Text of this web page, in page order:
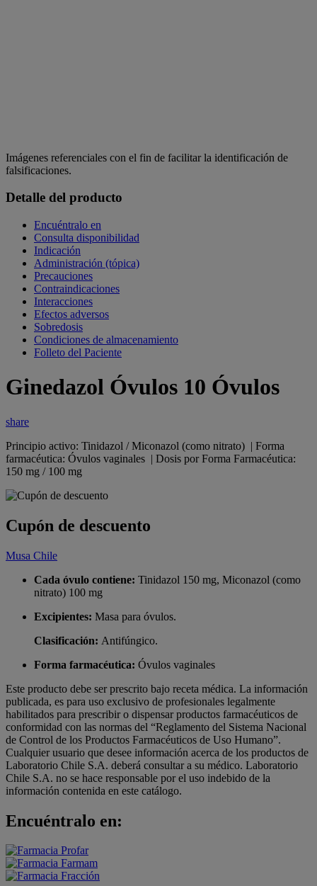
Imágenes referenciales con el fin de facilitar la identificación de
falsificaciones.
Detalle del producto
Encuéntralo en
Consulta disponibilidad
Indicación
Administración (tópica)
Precauciones
Contraindicaciones
Interacciones
Efectos adversos
Sobredosis
Condiciones de almacenamiento
Folleto del Paciente
Ginedazol Óvulos 10 Óvulos
share
Principio activo: Tinidazol / Miconazol (como nitrato) | Forma
farmacéutica: Óvulos vaginales | Dosis por Forma Farmacéutica:
150 mg / 100 mg
Cupón de descuento
Musa Chile
Cada óvulo contiene: Tinidazol 150 mg, Miconazol (como
nitrato) 100 mg
Excipientes: Masa para óvulos.
Clasificación: Antifúngico.
Forma farmacéutica: Óvulos vaginales
Este producto debe ser prescrito bajo receta médica. La información
publicada, es para uso exclusivo de profesionales legalmente
habilitados para prescribir o dispensar productos farmacéuticos de
conformidad con las normas del “Reglamento del Sistema Nacional
de Control de los Productos Farmacéuticos de Uso Humano”.
Cualquier usuario que desee información acerca de los productos de
Laboratorio Chile S.A. deberá consultar a su médico. Laboratorio
Chile S.A. no se hace responsable por el uso indebido de la
información contenida en este catálogo.
Encuéntralo en: